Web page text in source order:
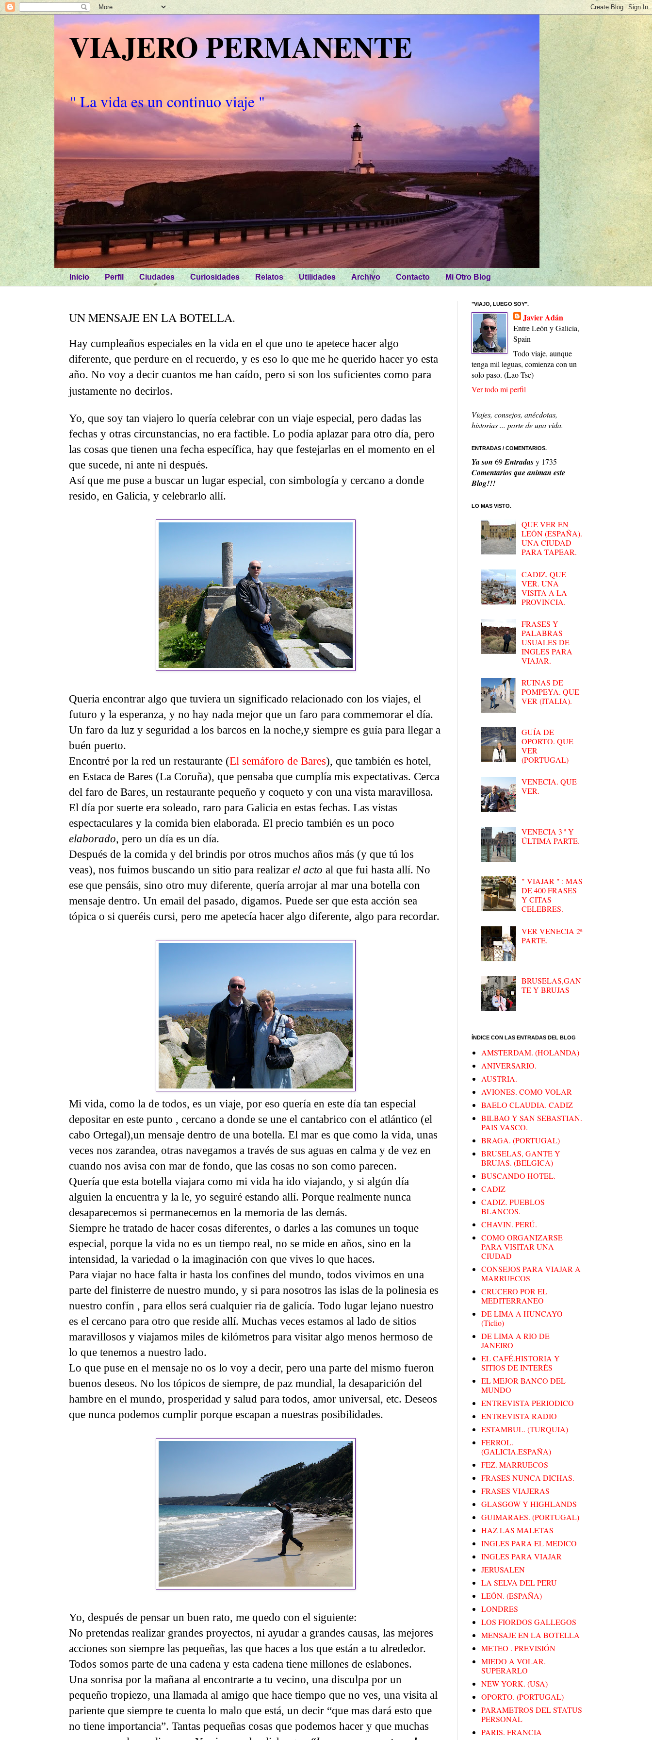
VIAJERO PERMANENTE
" La vida es un continuo viaje "
Inicio Perfil Ciudades Curiosidades Relatos Utilidades Archivo Contacto Mi Otro Blog
UN MENSAJE EN LA BOTELLA.
Hay cumpleaños especiales en la vida en el que uno te apetece hacer algo
diferente, que perdure en el recuerdo, y es eso lo que me he querido hacer yo esta
año. No voy a decir cuantos me han caído, pero si son los suficientes como para
justamente no decirlos.
Yo, que soy tan viajero lo quería celebrar con un viaje especial, pero dadas las
fechas y otras circunstancias, no era factible. Lo podía aplazar para otro día, pero
las cosas que tienen una fecha específica, hay que festejarlas en el momento en el
que sucede, ni ante ni después.
Así que me puse a buscar un lugar especial, con simbología y cercano a donde
resido, en Galicia, y celebrarlo allí.
Quería encontrar algo que tuviera un significado relacionado con los viajes, el
futuro y la esperanza, y no hay nada mejor que un faro para commemorar el día.
Un faro da luz y seguridad a los barcos en la noche,y siempre es guía para llegar a
buén puerto.
Encontré por la red un restaurante (El semáforo de Bares), que también es hotel,
en Estaca de Bares (La Coruña), que pensaba que cumplía mis expectativas. Cerca
del faro de Bares, un restaurante pequeño y coqueto y con una vista maravillosa.
El día por suerte era soleado, raro para Galicia en estas fechas. Las vistas
espectaculares y la comida bien elaborada. El precio también es un poco
elaborado, pero un día es un día.
Después de la comida y del brindis por otros muchos años más (y que tú los
veas), nos fuimos buscando un sitio para realizar el acto al que fui hasta allí. No
ese que pensáis, sino otro muy diferente, quería arrojar al mar una botella con
mensaje dentro. Un email del pasado, digamos. Puede ser que esta acción sea
tópica o si queréis cursi, pero me apetecía hacer algo diferente, algo para recordar.
Mi vida, como la de todos, es un viaje, por eso quería en este día tan especial
depositar en este punto , cercano a donde se une el cantabrico con el atlántico (el
cabo Ortegal),un mensaje dentro de una botella. El mar es que como la vida, unas
veces nos zarandea, otras navegamos a través de sus aguas en calma y de vez en
cuando nos avisa con mar de fondo, que las cosas no son como parecen.
Quería que esta botella viajara como mi vida ha ido viajando, y si algún día
alguien la encuentra y la le, yo seguiré estando allí. Porque realmente nunca
desaparecemos si permanecemos en la memoria de las demás.
Siempre he tratado de hacer cosas diferentes, o darles a las comunes un toque
especial, porque la vida no es un tiempo real, no se mide en años, sino en la
intensidad, la variedad o la imaginación con que vives lo que haces.
Para viajar no hace falta ir hasta los confines del mundo, todos vivimos en una
parte del finisterre de nuestro mundo, y si para nosotros las islas de la polinesia es
nuestro confín , para ellos será cualquier ria de galicía. Todo lugar lejano nuestro
es el cercano para otro que reside allí. Muchas veces estamos al lado de sitios
maravillosos y viajamos miles de kilómetros para visitar algo menos hermoso de
lo que tenemos a nuestro lado.
Lo que puse en el mensaje no os lo voy a decir, pero una parte del mismo fueron
buenos deseos. No los tópicos de siempre, de paz mundial, la desaparición del
hambre en el mundo, prosperidad y salud para todos, amor universal, etc. Deseos
que nunca podemos cumplir porque escapan a nuestras posibilidades.
Yo, después de pensar un buen rato, me quedo con el siguiente:
No pretendas realizar grandes proyectos, ni ayudar a grandes causas, las mejores
acciones son siempre las pequeñas, las que haces a los que están a tu alrededor.
Todos somos parte de una cadena y esta cadena tiene millones de eslabones.
Una sonrisa por la mañana al encontrarte a tu vecino, una disculpa por un
pequeño tropiezo, una llamada al amigo que hace tiempo que no ves, una visita al
pariente que siempre te cuenta lo malo que está, un decir “que mas dará esto que
no tiene importancia”. Tantas pequeñas cosas que podemos hacer y que muchas
"VIAJO, LUEGO SOY".
Javier Adán
Entre León y Galicia,
Spain
Todo viaje, aunque
tenga mil leguas, comienza con un
solo paso. (Lao Tse)
Ver todo mi perfil
Viajes, consejos, anécdotas,
historias ... parte de una vida.
ENTRADAS / COMENTARIOS.
Ya son 69Entradasy 1735
Comentarios que animan este
Blog!!!
LO MAS VISTO.
QUE VER EN
LEÓN (ESPAÑA).
UNA CIUDAD
PARA TAPEAR.
CADIZ, QUE
VER. UNA
VISITA A LA
PROVINCIA.
FRASES Y
PALABRAS
USUALES DE
INGLES PARA
VIAJAR.
RUINAS DE
POMPEYA. QUE
VER (ITALIA).
GUÍA DE
OPORTO. QUE
VER
(PORTUGAL)
VENECIA. QUE
VER.
VENECIA 3 ª Y
ÚLTIMA PARTE.
" VIAJAR " : MAS
DE 400 FRASES
Y CITAS
CELEBRES.
VER VENECIA 2ª
PARTE.
BRUSELAS,GAN
TE Y BRUJAS
ÍNDICE CON LAS ENTRADAS DEL BLOG
AMSTERDAM. (HOLANDA)
ANIVERSARIO.
AUSTRIA.
AVIONES. COMO VOLAR
BAELO CLAUDIA. CADIZ
BILBAO Y SAN SEBASTIAN.
PAIS VASCO.
BRAGA. (PORTUGAL)
BRUSELAS, GANTE Y
BRUJAS. (BELGICA)
BUSCANDO HOTEL.
CADIZ
CADIZ. PUEBLOS
BLANCOS.
CHAVIN. PERÚ.
COMO ORGANIZARSE
PARA VISITAR UNA
CIUDAD
CONSEJOS PARA VIAJAR A
MARRUECOS
CRUCERO POR EL
MEDITERRANEO
DE LIMA A HUNCAYO
(Ticlio)
DE LIMA A RIO DE
JANEIRO
EL CAFÉ.HISTORIA Y
SITIOS DE INTERÉS
EL MEJOR BANCO DEL
MUNDO
ENTREVISTA PERIODICO
ENTREVISTA RADIO
ESTAMBUL. (TURQUIA)
FERROL.
(GALICIA.ESPAÑA)
FEZ. MARRUECOS
FRASES NUNCA DICHAS.
FRASES VIAJERAS
GLASGOW Y HIGHLANDS
GUIMARAES. (PORTUGAL)
HAZ LAS MALETAS
INGLES PARA EL MEDICO
INGLES PARA VIAJAR
JERUSALEN
LA SELVA DEL PERU
LEÓN. (ESPAÑA)
LONDRES
LOS FIORDOS GALLEGOS
MENSAJE EN LA BOTELLA
METEO . PREVISIÓN
MIEDO A VOLAR.
SUPERARLO
NEW YORK. (USA)
OPORTO. (PORTUGAL)
PARAMETROS DEL STATUS
PERSONAL
PARIS. FRANCIA